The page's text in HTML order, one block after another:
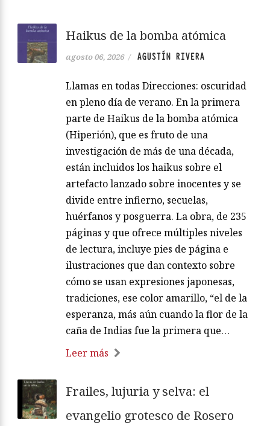
Haikus de la bomba atómica
agosto 06, 2026 / AGUSTÍN RIVERA
Llamas en todas Direcciones: oscuridad
en pleno día de verano. En la primera
parte de Haikus de la bomba atómica
(Hiperión), que es fruto de una
investigación de más de una década,
están incluidos los haikus sobre el
artefacto lanzado sobre inocentes y se
divide entre infierno, secuelas,
huérfanos y posguerra. La obra, de 235
páginas y que ofrece múltiples niveles
de lectura, incluye pies de página e
ilustraciones que dan contexto sobre
cómo se usan expresiones japonesas,
tradiciones, ese color amarillo, “el de la
esperanza, más aún cuando la flor de la
caña de Indias fue la primera que…
Leer más
Frailes, lujuria y selva: el
evangelio grotesco de Rosero